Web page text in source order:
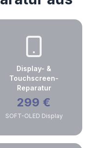
Display- &
Touchscreen-
Reparatur
299 €
SOFT-OLED Display